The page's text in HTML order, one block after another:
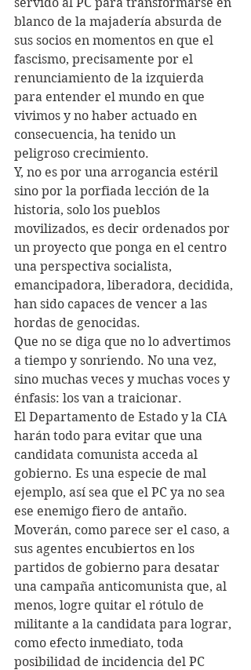
blanco de la majadería absurda de
sus socios en momentos en que el
fascismo, precisamente por el
renunciamiento de la izquierda
para entender el mundo en que
vivimos y no haber actuado en
consecuencia, ha tenido un
peligroso crecimiento.
Y, no es por una arrogancia estéril
sino por la porfiada lección de la
historia, solo los pueblos
movilizados, es decir ordenados por
un proyecto que ponga en el centro
una perspectiva socialista,
emancipadora, liberadora, decidida,
han sido capaces de vencer a las
hordas de genocidas.
Que no se diga que no lo advertimos
a tiempo y sonriendo. No una vez,
sino muchas veces y muchas voces y
énfasis: los van a traicionar.
El Departamento de Estado y la CIA
harán todo para evitar que una
candidata comunista acceda al
gobierno. Es una especie de mal
ejemplo, así sea que el PC ya no sea
ese enemigo fiero de antaño.
Moverán, como parece ser el caso, a
sus agentes encubiertos en los
partidos de gobierno para desatar
una campaña anticomunista que, al
menos, logre quitar el rótulo de
militante a la candidata para lograr,
como efecto inmediato, toda
posibilidad de incidencia del PC